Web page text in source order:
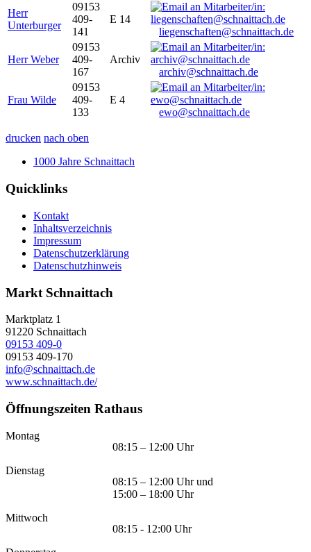
Herr
Unterburger
09153
409-
141
E 14
liegenschaften@schnaittach.de
Herr Weber
09153
409-
167
Archiv
archiv@schnaittach.de
Frau Wilde
09153
409-
133
E 4
ewo@schnaittach.de
drucken nach oben
1000 Jahre Schnaittach
Quicklinks
Kontakt
Inhaltsverzeichnis
Impressum
Datenschutzerklärung
Datenschutzhinweis
Markt Schnaittach
Marktplatz 1
91220 Schnaittach
09153 409-0
09153 409-170
info@schnaittach.de
www.schnaittach.de/
Öffnungszeiten Rathaus
Montag
08:15 – 12:00 Uhr
Dienstag
08:15 – 12:00 Uhr und
15:00 – 18:00 Uhr
Mittwoch
08:15 - 12:00 Uhr